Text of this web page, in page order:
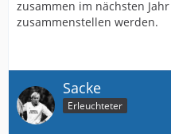
zusammen im nächsten
zusammenstellen werden.
Sacke
Erleuchteter